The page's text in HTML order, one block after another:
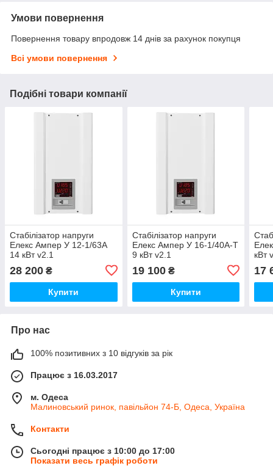
Умови повернення
Повернення товару впродовж 14 днів за рахунок покупця
Всі умови повернення
Подібні товари компанії
Стабілізатор напруги
Елекс Ампер У 12-1/63А
14 кВт v2.1
28 200 ₴
Купити
Стабілізатор напруги
Елекс Ампер У 16-1/40А-Т
9 кВт v2.1
19 100₴
Купити
кВт
17
Про нас
100% позитивних з 10 відгуків за рік
Працює з 16.03.2017
м. Одеса
Малиновський ринок, павільйон 74-Б, Одеса, Україна
Контакти
Сьогодні працює з 10:00 до 17:00
Показати весь графік роботи